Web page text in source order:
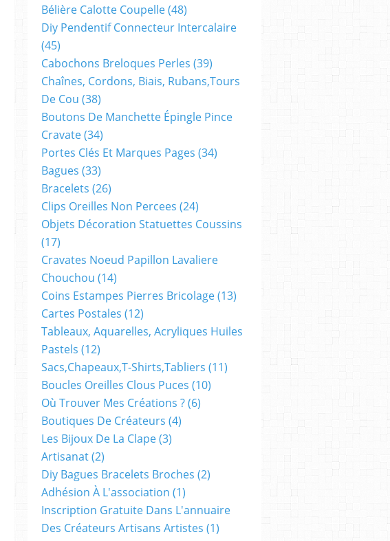
Bélière Calotte Coupelle(48)
Diy Pendentif Connecteur Intercalaire
(45)
Cabochons Breloques Perles (39)
Chaînes, Cordons, Biais, Rubans,tours
De Cou (38)
Boutons De Manchette Épingle Pince
Cravate(34)
Portes Clés Et Marques Pages (34)
Bagues (33)
Bracelets (26)
Clips Oreilles Non Percees (24)
Objets Décoration Statuettes Coussins
(17)
Cravates Noeud Papillon Lavaliere
Chouchou (14)
Coins Estampes Pierres Bricolage(13)
Cartes Postales (12)
Tableaux, Aquarelles, Acryliques Huiles
Pastels (12)
Sacs,chapeaux,t-Shirts,tabliers (11)
Boucles Oreilles Clous Puces (10)
Où Trouver Mes Créations ?(6)
Boutiques De Créateurs (4)
Les Bijoux De La Clape(3)
Artisanat(2)
Diy Bagues Bracelets Broches (2)
Adhésion À L'association (1)
Inscription Gratuite Dans L'annuaire
Des Créateurs Artisans Artistes (1)